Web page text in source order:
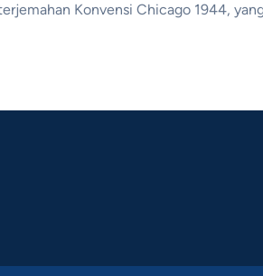
Konvensi Chicago 1944,